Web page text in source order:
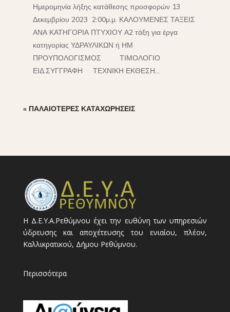
Ημερομηνία λήξης κατάθεσης προσφορών 13
Δεκεμβρίου 2023 2:00μ.μ. ΚΑΛΟΥΜΕΝΕΣ ΤΑΞΕΙΣ
ΑΝΑ ΚΑΤΗΓΟΡΙΑ ΠΤΥΧΙΟΥ Α2 τάξη για έργα
κατηγορίας ΥΔΡΑΥΛΙΚΩΝ ή ΗΜ
ΠΡΟΥΠΟΛΟΓΙΣΜΟΣ ΤΙΜΟΛΟΓΙΟ
ΕΙΔ.ΣΥΓΓΡΑΦΗ ΤΕΧΝΙΚΗ ΕΚΘΕΣΗ...
« ΠΑΛΑΙΌΤΕΡΕΣ ΚΑΤΑΧΩΡΉΣΕΙΣ
Η Δ.Ε.Υ.Α.Ρεθύμνου έχει την ευθύνη των υπηρεσιών
ύδρευσης και αποχέτευσης του ενιαίου, πλέον,
Καλλικρατικού, Δήμου Ρεθύμνου.
Περισσότερα